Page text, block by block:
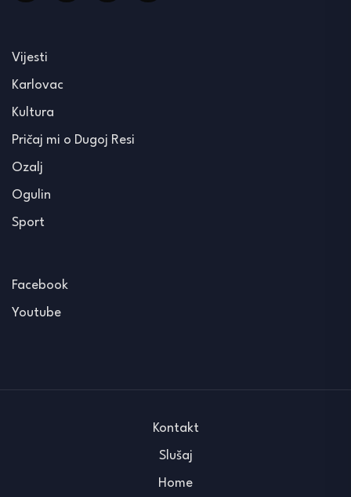
Vijesti
Karlovac
Kultura
Pričaj mi o Dugoj Resi
Ozalj
Ogulin
Sport
Facebook
Youtube
Kontakt
Slušaj
Home